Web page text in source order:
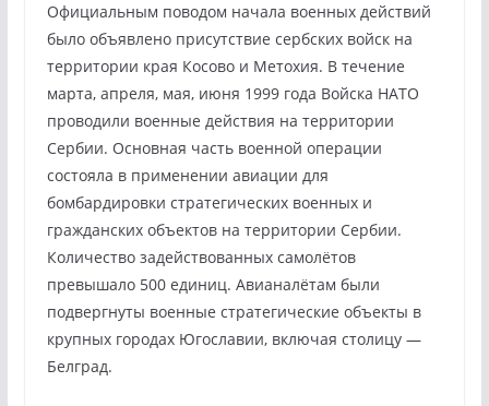
Официальным поводом начала военных действий
было объявлено присутствие сербских войск на
территории края Косово и Метохия. В течение
марта, апреля, мая, июня 1999 года Войска НАТО
проводили военные действия на территории
Сербии. Основная часть военной операции
состояла в применении авиации для
бомбардировки стратегических военных и
гражданских объектов на территории Сербии.
Количество задействованных самолётов
превышало 500 единиц. Авианалётам были
подвергнуты военные стратегические объекты в
крупных городах Югославии, включая столицу —
Белград.